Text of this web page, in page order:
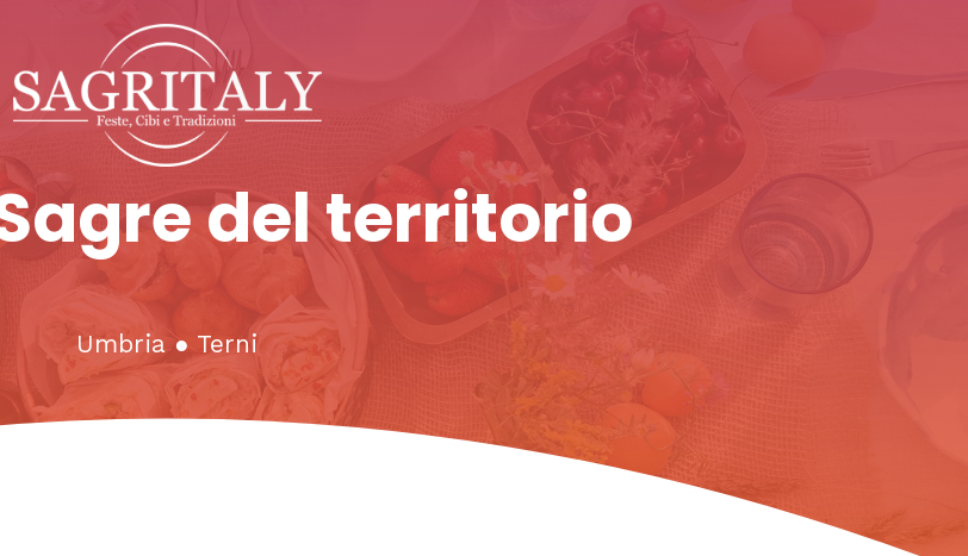
del territorio
Umbria ● Terni